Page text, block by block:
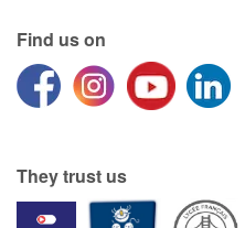
Emotions and feelings
Formats and illustrations
Catalogue anglais
Find us on
They trust us